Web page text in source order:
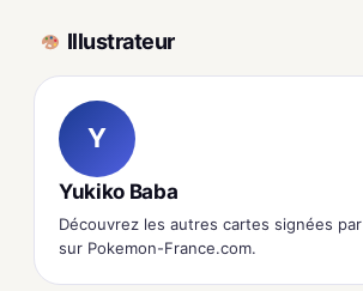
Illustrateur
Y
Yukiko Baba
Découvrez les autres cartes signées par
sur Pokemon-France.com.